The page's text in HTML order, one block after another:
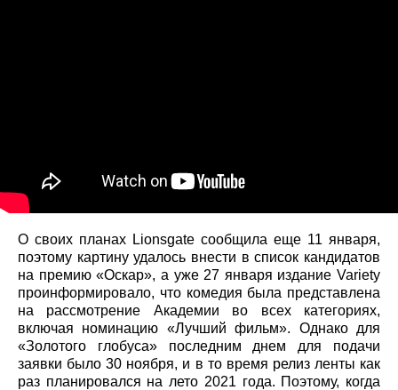
О своих планах Lionsgate сообщила еще 11 января,
поэтому картину удалось внести в список кандидатов
на премию «Оскар», а уже 27 января издание Variety
проинформировало, что комедия была представлена
на рассмотрение Академии во всех категориях,
включая номинацию «Лучший фильм». Однако для
«Золотого глобуса» последним днем для подачи
заявки было 30 ноября, и в то время релиз ленты как
раз планировался на лето 2021 года. Поэтому, когда